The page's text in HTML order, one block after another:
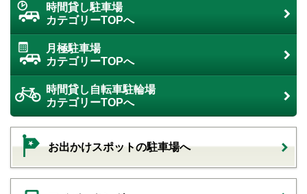
時間貸し駐車場
カテゴリーTOPへ
月極駐車場
カテゴリーTOPへ
時間貸し自転車駐輪場
カテゴリーTOPへ
お出かけスポットの駐車場へ